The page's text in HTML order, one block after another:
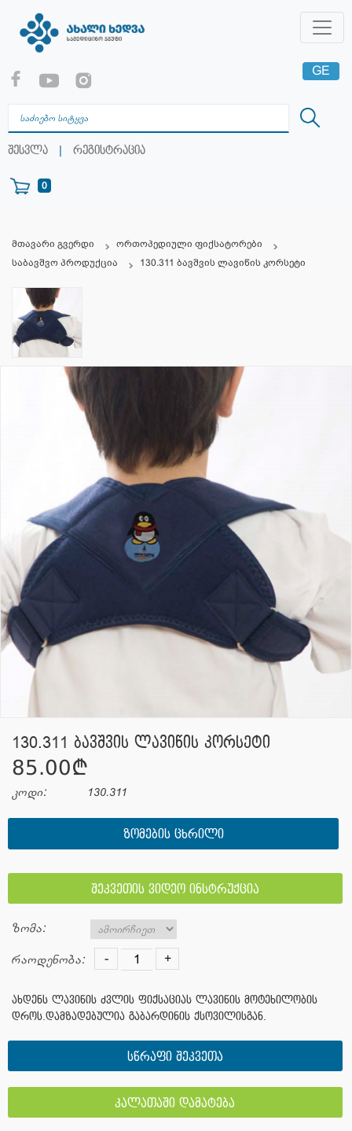
შესვლა | რეგისტრაცია
0
GE
RU
მთავარი გვერდი
ორთოპედიული ფიქსატორები
საბავშვო პროდუქცია
130.311 ბავშვის ლავიწის კორსეტი
130.311 ბავშვის ლავიწის კორსეტი
85.00¢
კოდი: 130.311
ᲖᲝᲛᲔᲑᲘᲡ ᲪᲮᲠᲘᲚᲘ
შეკვეთის ვიდეო ინსტრუქცია
ზომა:
რაოდენობა: - +
ახდენს ლავიწის ძვლის ფიქსაციას ლავიწის მოტეხილობის
დროს.დამზადებულია გაბარდინის ქსოვილისგან.
სწრაფი შეკვეთა
კალათაში დამატება